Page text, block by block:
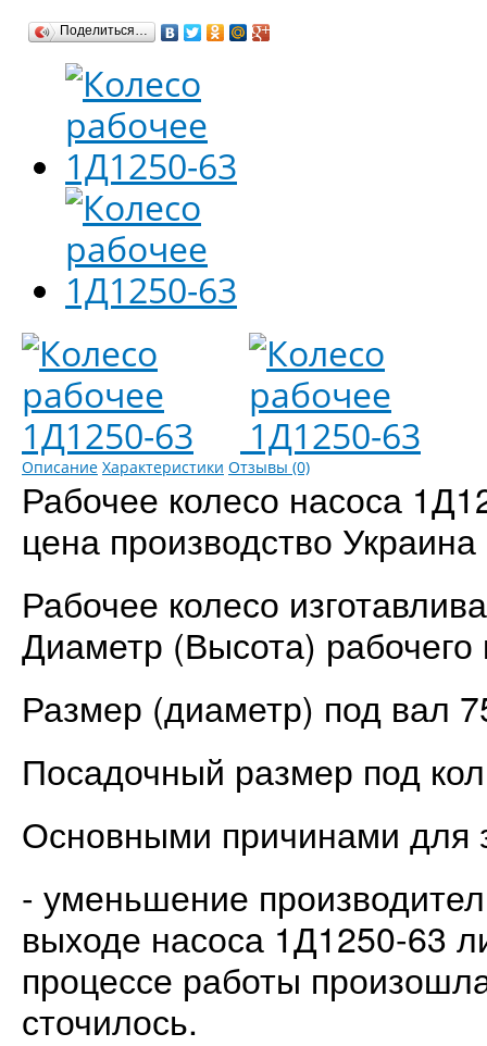
Поделиться…
Описание Характеристики Отзывы (0)
Рабочее колесо насоса
цена производство Украина
Рабочее колесо
Диаметр (Высота)
Размер (диаметр) под вал
Посадочный размер под
Основными причинами для
- уменьшение
выходе насоса 1Д1250-63
процессе работы
сточилось.